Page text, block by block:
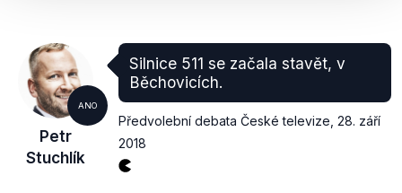
ANO
Petr
Stuchlík
Silnice 511 se začala stavět, v
Běchovicích.
Předvolební debata České televize 28. září
2018